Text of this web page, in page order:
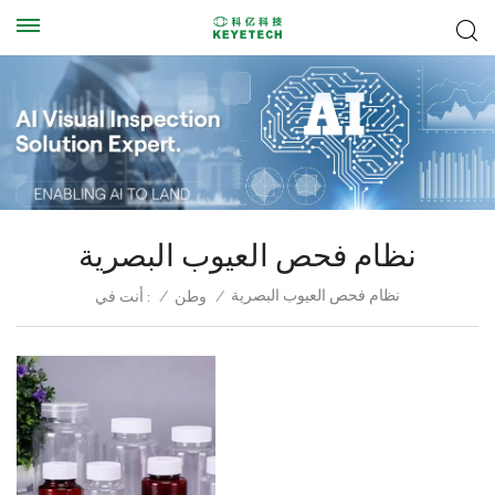
نظام فحص العيوب البصرية
أنت في : / وطن / نظام فحص العيوب البصرية